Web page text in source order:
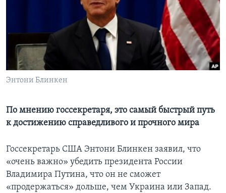
СОЦИАЛЬНЫЕ СЕТИ
Энтони Блинкен
По мнению госсекретаря, это самый быстрый путь
к достижению справедливого и прочного мира
Госсекретарь США Энтони Блинкен заявил, что
«очень важно» убедить президента России
Владимира Путина, что он не сможет
«продержаться» дольше, чем Украина или Запад.